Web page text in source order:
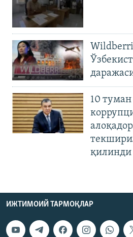
10
қилинди
ИЖТИМОИЙ ТАРМОҚЛАР